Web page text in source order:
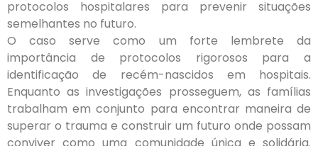
protocolos hospitalares para prevenir situações
semelhantes no futuro.
O caso serve como um forte lembrete da
importância de protocolos rigorosos para a
identificação de recém-nascidos em hospitais.
Enquanto as investigações prosseguem, as famílias
trabalham em conjunto para encontrar maneira de
superar o trauma e construir um futuro onde possam